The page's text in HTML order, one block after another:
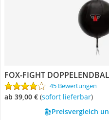
FOX-FIGHT
45 Bewertungen
ab 39,00 € ( Sofort lieferbar)
Preisvergleich